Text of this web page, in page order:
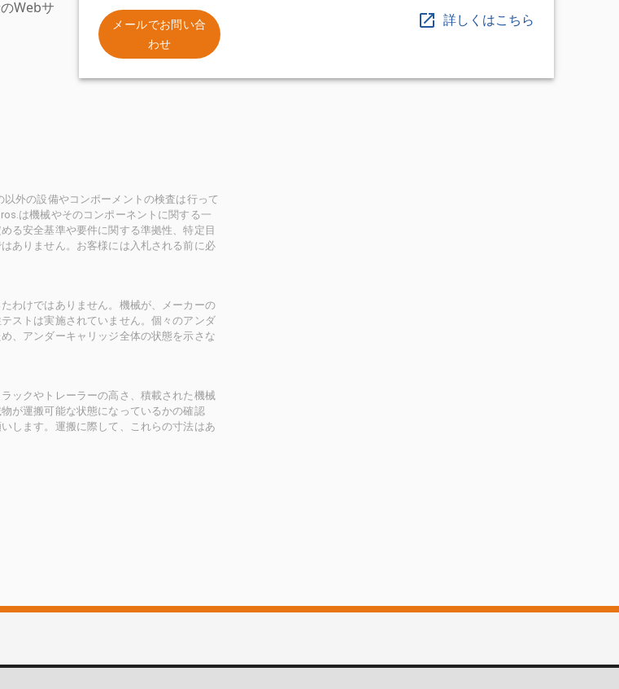
Webサ
メールでお問い合
わせ
詳しくはこちら
外の設備やコンポーメントの検査は行って
は機械やそのコンポーネントに関する一
る安全基準や要件に関する準拠性、特定目
ありません。お客様には入札される前に必
わけではありません。機械が、メーカーの
ストは実施されていません。個々のアンダ
、アンダーキャリッジ全体の状態を示さな
ックやトレーラーの高さ、積載された機械
が運搬可能な状態になっているかの確認
します。運搬に際して、これらの寸法はあ